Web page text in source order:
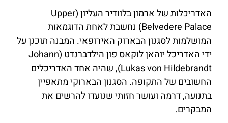
האדריכלות של ארמון בלוודיר העליון (Upper
Belvedere Palace) נחשבת לאחת הדוגמאות
המושלמות לסגנון הבארוק האירופאי. המבנה תוכנן על
ידי האדריכל יוהאן לוקאס פון הילדברנדט (Johann
Lukas von Hildebrandt), שהיה אחד האדריכלים
החשובים של התקופה. הסגנון הבארוקי מתאפיין
בתנועה, דרמה ועושר חזותי שנועדו להרשים את
המבקרים.